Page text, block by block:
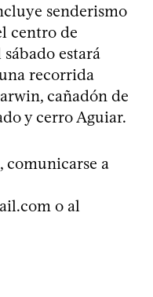
senderismo
centro de
estará
recorrida
cañadón de
y cerro Aguiar.
a
o al